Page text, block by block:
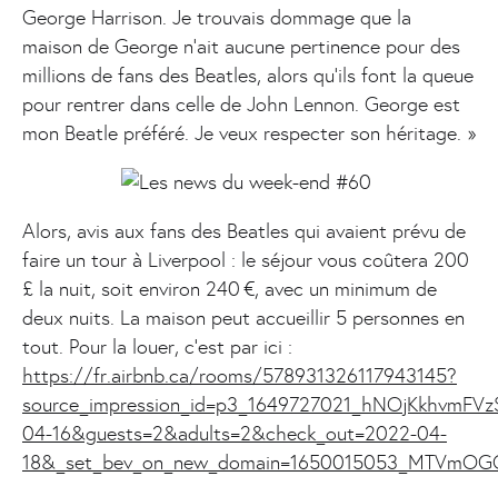
George Harrison. Je trouvais dommage que la
maison de George n’ait aucune pertinence pour des
millions de fans des Beatles, alors qu’ils font la queue
pour rentrer dans celle de John Lennon. George est
mon Beatle préféré. Je veux respecter son héritage. »
Alors, avis aux fans des Beatles qui avaient prévu de
faire un tour à Liverpool : le séjour vous coûtera 200
£ la nuit, soit environ 240 €, avec un minimum de
deux nuits. La maison peut accueillir 5 personnes en
tout. Pour la louer, c’est par ici :
https://fr.airbnb.ca/rooms/578931326117943145?
04-16&guests=2&adults=2&check_out=2022-04-